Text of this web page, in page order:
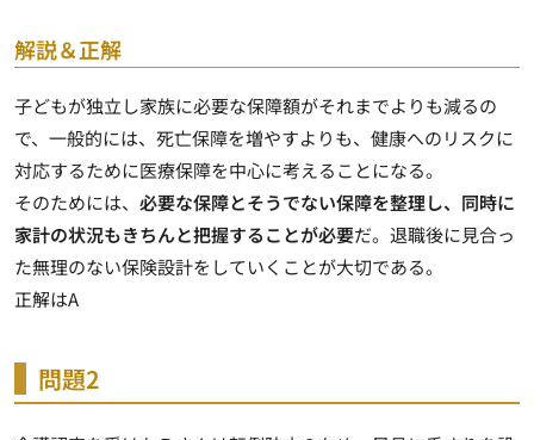
解説＆正解
子どもが独立し家族に必要な保障額がそれまでよりも減るの
で、一般的には、 死亡保障を増やすよりも、健康へのリスクに
対応するために医療保障を中心に考えることになる。
そのためには、 必要な保障とそうでない保障を整理し、同時に
家計の状況もきちんと把握することが必要だ。退職後に見合っ
た無理のない保険設計をしていくことが大切である。
正解はA
問題2